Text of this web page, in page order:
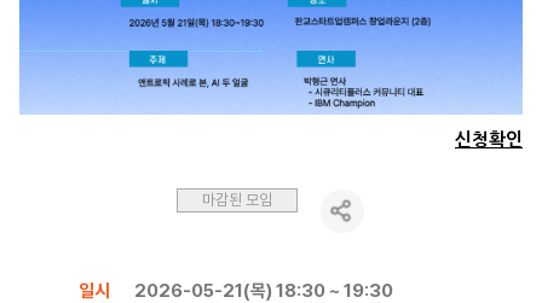
신청확인
마감된 모임
일시
2026-05-21(목) 18:30 ~ 19:30